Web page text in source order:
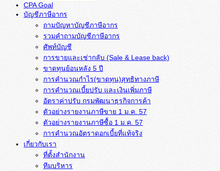
CPA Goal
บัญชีภาษีอากร
ถามปัญหาบัญชีภาษีอากร
รวมคำถามบัญชีภาษีอากร
ศัพท์บัญชี
การขายและเช่ากลับ (Sale & Lease back)
ขาดทุนย้อนหลัง 5 ปี
การคำนวณกำไร(ขาดทุน)สุทธิทางภาษี
การคำนวณเบี้ยปรับ และเงินเพิ่มภาษี
อัตราค่าปรับ กรมพัฒนาธุรกิจการค้า
ตัวอย่างรายงานภาษีขาย 1 ม.ค. 57
การคำนวณอัตราดอกเบี้ยที่แท้จริง
เกี่ยวกับเรา
ที่ตั้งสำนักงาน
ทีมบริหาร